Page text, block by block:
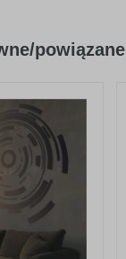
powiązane